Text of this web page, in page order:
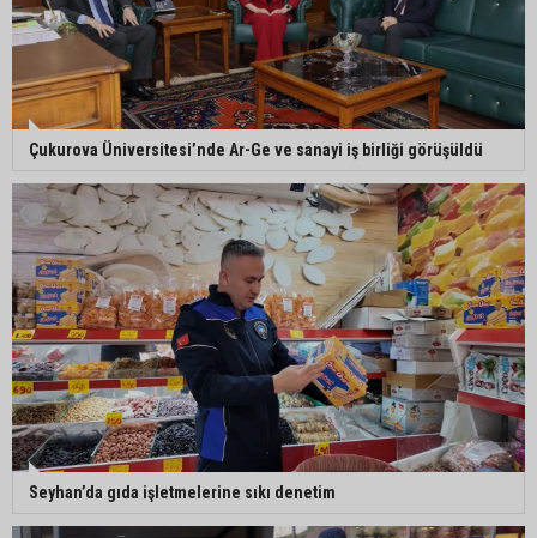
Ceyhan’da açık hava sineması keyfi iki farklı
parkta devam ediyor
5. Yunusoğlu Futbol Turnuvası’nda final heyecanı
Ceyhan’da Necdet Sevinç Parkı’nda bakım
çalışması
Orhan Bayram’dan AK Parti’ye Yüreğir çıkışı:
“Bizim belediye meclis üyelerimize ne yaptınız?
Siz önce onu anlatın”
Çukurova Üniversitesi’nde Ar-Ge ve sanayi iş birliği görüşüldü
Seyhan’da gıda işletmelerine sıkı denetim